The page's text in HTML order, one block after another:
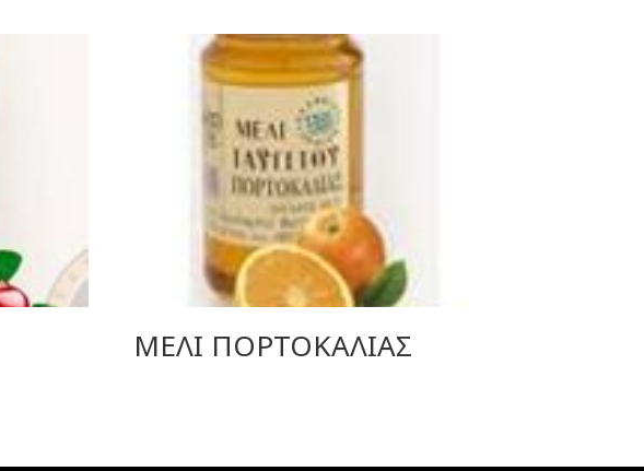
ΜΕΛΙ ΠΟΡΤΟΚΑΛΙΑΣ